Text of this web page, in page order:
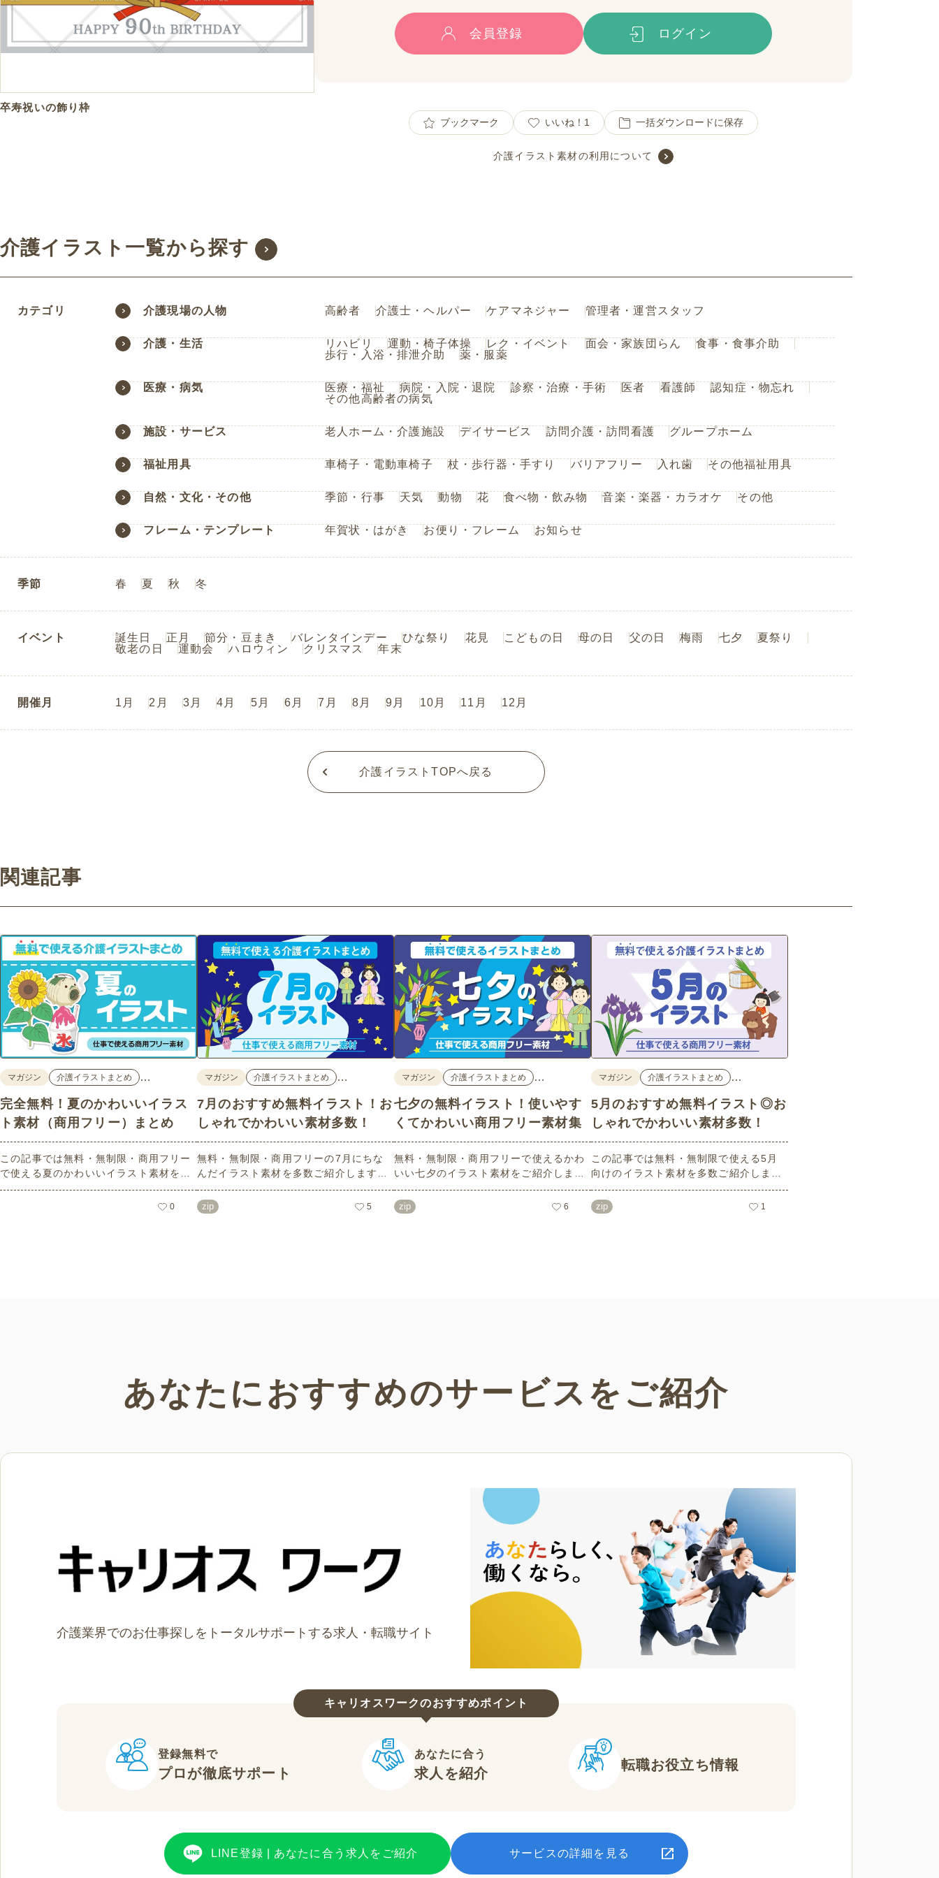
卒寿祝いの飾り枠
会員登録 ログイン
ブックマーク いいね！ 1 一括ダウンロードに保存
介護イラスト素材の利用について
介護イラスト一覧から探す
カテゴリ 介護現場の人物 高齢者 介護士・ヘルパー ケアマネジャー 管理者・運営スタッフ
介護・生活 リハビリ 運動・椅子体操 レク・イベント 面会・家族団らん
食事・食事介助
歩行・入浴・排泄介助
薬・服薬
医療・病気 医療・福祉 病院・入院・退院 診察・治療・手術 医者 看護師
認知症・物忘れ
その他高齢者の病気
施設・サービス 老人ホーム・介護施設 デイサービス 訪問介護・訪問看護 グループホーム
福祉用具 車椅子・電動車椅子 杖・歩行器・手すり バリアフリー 入れ歯 その他福祉用具
自然・文化・その他 季節・行事 天気 動物 花 食べ物・飲み物 音楽・楽器・カラオケ その他
フレーム・テンプレート 年賀状・はがき お便り・フレーム お知らせ
季節 春 夏 秋 冬
イベント 誕生日 正月 節分・豆まき バレンタインデー ひな祭り 花見 こどもの日 母の日 父の日 梅雨 七夕
夏祭り
敬老の日
運動会 ハロウィン クリスマス 年末
開催月 1月 2月 3月 4月 5月 6月 7月 8月 9月 10月 11月 12月
介護イラストTOPへ戻る
関連記事
マガジン 介護イラストまとめ …
完全無料！夏のかわいいイラス
ト素材（商用フリー）まとめ
この記事では無料・無制限・商用フリー
で使える夏のかわいいイラスト素材を多
数ご紹介いたします。夏の花であるひま
わりや朝顔、夏祭り、花火、七夕など夏
0
マガジン 介護イラストまとめ …
7月のおすすめ無料イラスト！お
しゃれでかわいい素材多数！
無料・無制限・商用フリーの7月にちな
んだイラスト素材を多数ご紹介します。
どれも印刷に適した解像度で、点数制限
なしで自由に使える素材ばかり♪どなたで
もご利用いただけます！ぜひご活用くだ
zip 5
マガジン 介護イラストまとめ …
七夕の無料イラスト！使いやす
くてかわいい商用フリー素材集
無料・無制限・商用フリーで使えるかわ
いい七夕のイラスト素材をご紹介しま
す。短冊の印刷用テンプレート、飾り文
字、使いやすいフレーム素材など多種多
様なイラストをご用意。学校や会社、老
zip 6
マガジン 介護イラストまとめ …
5月のおすすめ無料イラスト◎お
しゃれでかわいい素材多数！
この記事では無料・無制限で使える5月
向けのイラスト素材を多数ご紹介しま
す。商用フリーの可愛くておしゃれなイ
ラスト素材が多数！こどもの日（端午の
節句）や母の日などの5月ならではのイ
zip 1
あなたにおすすめのサービスをご紹介
介護業界でのお仕事探しをトータルサポートする求人・転職サイト
キャリオスワークのおすすめポイント
登録無料で
プロが徹底サポート
あなたに合う
求人を紹介
転職お役立ち情報
LINE登録 あなたに合う求人をご紹介 サービスの詳細を見る